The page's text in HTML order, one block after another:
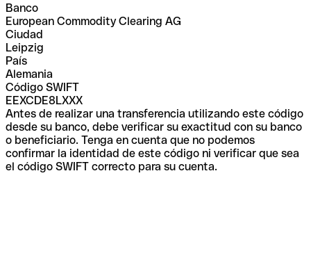
Banco
European Commodity Clearing AG
Ciudad
Leipzig
País
Alemania
Código SWIFT
EEXCDE8LXXX
Antes de realizar una transferencia utilizando este código
desde su banco, debe verificar su exactitud con su banco
o beneficiario. Tenga en cuenta que no podemos
confirmar la identidad de este código ni verificar que sea
el código SWIFT correcto para su cuenta.